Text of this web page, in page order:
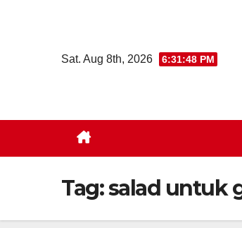
Sat. Aug 8th, 2026 6:31:49 PM
Tag:salad untuk